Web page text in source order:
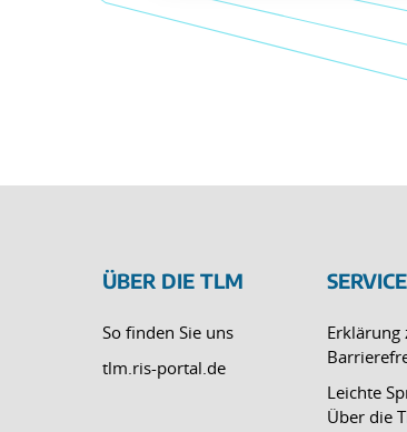
ÜBER DIE TLM
So finden Sie uns
tlm.ris-portal.de
SERVICE
Erklärung
Leichte
Über die